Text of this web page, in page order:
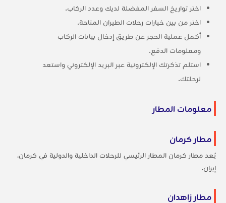
اختر تواريخ السفر المفضلة لديك وعدد الركاب.
اختر من بين خيارات رحلات الطيران المتاحة.
أكمل عملية الحجز عن طريق إدخال بيانات الركاب
ومعلومات الدفع.
استلم تذكرتك الإلكترونية عبر البريد الإلكتروني واستعد
لرحلتك.
معلومات المطار
مطار كرمان
يُعد مطار كرمان المطار الرئيسي للرحلات الداخلية والدولية في كرمان،
إيران.
مطار زاهدان